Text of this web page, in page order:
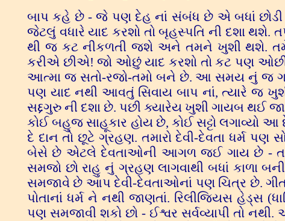
બાપ કહે છે - જે પણ દેહ નાં સંબંધ છે એ બધાં છોડી
જેટલું વધારે યાદ કરશો તો બૃહસ્પતિ ની દશા થશે.
થી જ કટ નીકળતી જશે અને તમને ખુશી થશે.
કરીએ છીએ! જો ઓછું યાદ કરશો તો કટ પણ
આત્મા જ સતો-રજો-તમો બને છે. આ સમય નું જ
પણ યાદ નથી આવતું સિવાય બાપ નાં, ત્યારે જ
સદ્દગુરુ ની દશા છે. પછી ક્યારેય ખુશી ગાયબ થઈ
કોઈ બહુજ સાહૂકાર હોય છે, કોઈ સટ્ટો લગાવ્યો
દે દાન તો છૂટે ગ્રહણ. તમારો દેવી-દેવતા ધર્મ
બેસે છે એટલે દેવતાઓની આગળ જઈ ગાય છે - તમે
સમજો છો રાહુ નું ગ્રહણ લાગવાથી બધાં કાળા
સમજાવે છે આપ દેવી-દેવતાઓનાં પણ ચિત્ર છે.
પોતાનાં ધર્મ ને નથી જાણતાં. રિલીજિયસ હેડ્સ
પણ સમજાવી શકો છો - ઈશ્વર સર્વવ્યાપી તો